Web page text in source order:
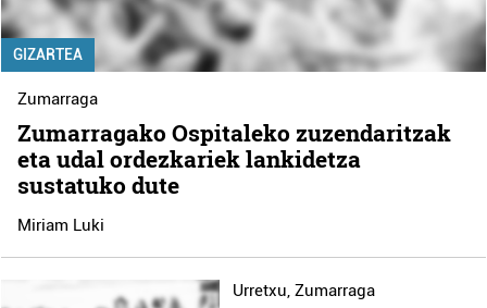
GIZARTEA
Zumarraga
Zumarragako Ospitaleko zuzendaritzak
eta udal ordezkariek lankidetza
sustatuko dute
Miriam Luki
Urretxu, Zumarraga